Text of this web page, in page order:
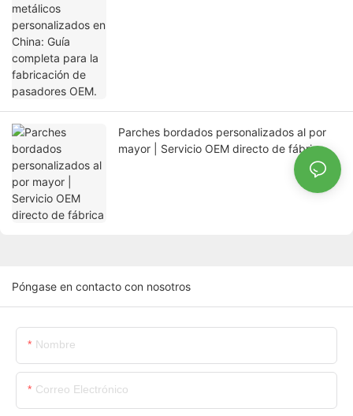
Parches bordados personalizados al por
mayor | Servicio OEM directo de fábrica
Póngase en contacto con nosotros
Nombre
Correo Electrónico